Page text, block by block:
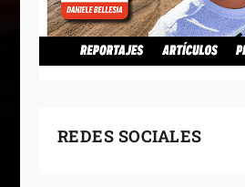
REDES SOCIALES